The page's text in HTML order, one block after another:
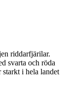
riddarfjärilar.
svarta och röda
i hela landet